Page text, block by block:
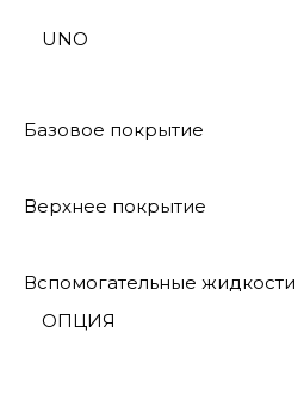
UNO
Базовое покрытие
Верхнее покрытие
Вспомогательные жидкости
ОПЦИЯ